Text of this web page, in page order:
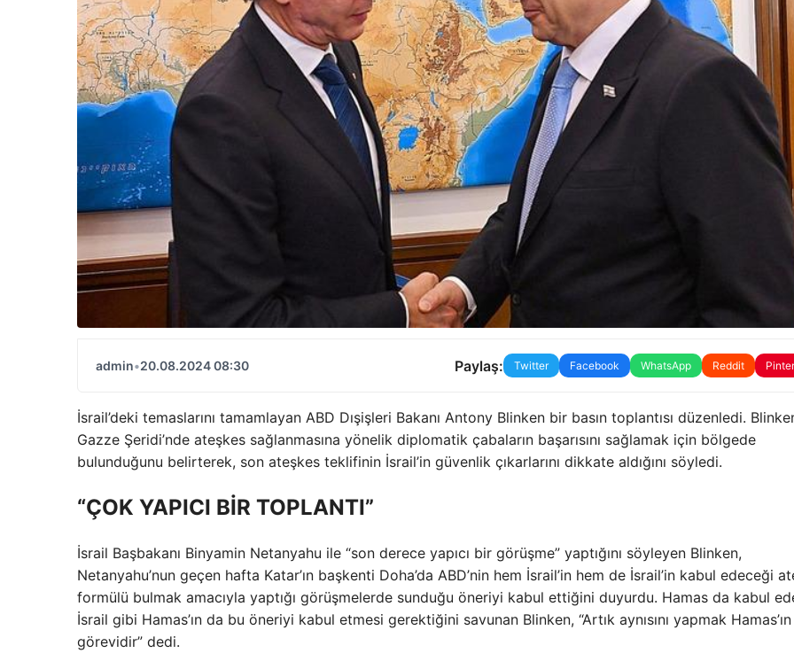
admin•20.08.2024 08:30 Paylaş: Twitter Facebook WhatsApp Reddit
İsrail’deki temaslarını tamamlayan ABD Dışişleri Bakanı Antony Blinken bir basın toplantısı düzenledi.
Gazze Şeridi’nde ateşkes sağlanmasına yönelik diplomatik çabaların başarısını sağlamak için bölgede
bulunduğunu belirterek, son ateşkes teklifinin İsrail’in güvenlik çıkarlarını dikkate aldığını söyledi.
“ÇOK YAPICI BİR TOPLANTI”
İsrail Başbakanı Binyamin Netanyahu ile “son derece yapıcı bir görüşme” yaptığını söyleyen Blinken,
Netanyahu’nun geçen hafta Katar’ın başkenti Doha’da ABD’nin hem İsrail’in hem de İsrail’in kabul edeceği
formülü bulmak amacıyla yaptığı görüşmelerde sunduğu öneriyi kabul ettiğini duyurdu. Hamas da kabul
İsrail gibi Hamas’ın da bu öneriyi kabul etmesi gerektiğini savunan Blinken, “Artık aynısını yapmak Hamas’ın
görevidir” dedi.